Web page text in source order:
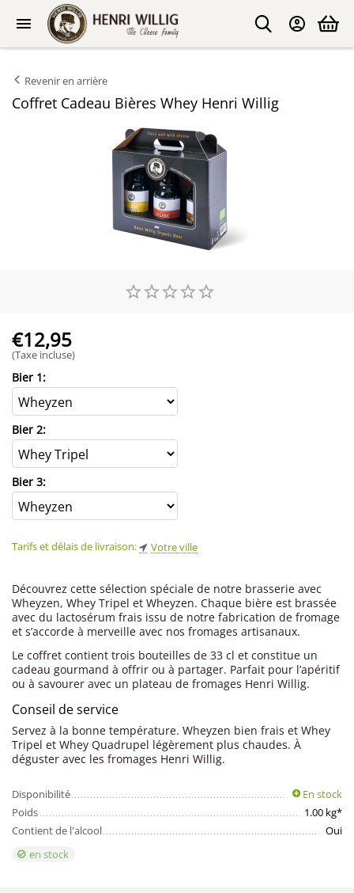
Revenir en arrière
Coffret Cadeau Bières Whey Henri Willig
€12,95
(Taxe incluse)
Bier 1:
Bier 2:
Bier 3:
Tarifs et délais de livraison: Votre ville
Découvrez cette sélection spéciale de notre brasserie avec
Wheyzen, Whey Tripel et Wheyzen. Chaque bière est brassée
avec du lactosérum frais issu de notre fabrication de fromage
et s’accorde à merveille avec nos fromages artisanaux.
Le coffret contient trois bouteilles de 33 cl et constitue un
cadeau gourmand à offrir ou à partager. Parfait pour l’apéritif
ou à savourer avec un plateau de fromages Henri Willig.
Conseil de service
Servez à la bonne température. Wheyzen bien frais et Whey
Tripel et Whey Quadrupel légèrement plus chaudes. À
déguster avec les fromages Henri Willig.
Disponibilité
En stock
Poids
1.00 kg*
Contient de l'alcool
Oui
en stock